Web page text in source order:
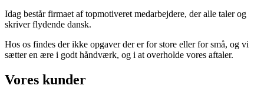
Idag består firmaet af topmotiveret medarbejdere, der alle taler og
skriver flydende dansk.
Hos os findes der ikke opgaver der er for store eller for små, og vi
sætter en ære i godt håndværk, og i at overholde vores aftaler.
Vores kunder